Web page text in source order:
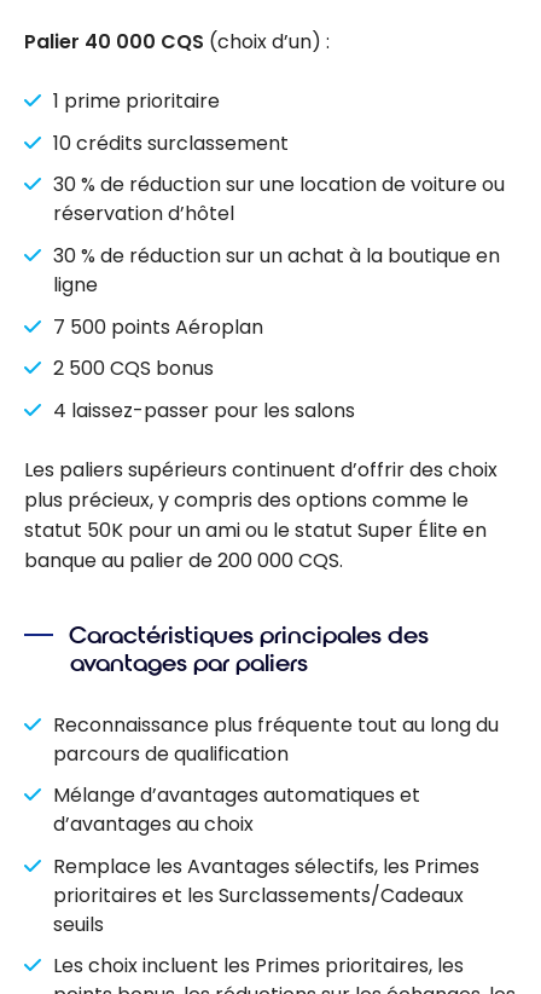
Palier 40 000 CQS (choix d’un) :
1 prime prioritaire
10 crédits surclassement
30 % de réduction sur une location de voiture ou
réservation d’hôtel
30 % de réduction sur un achat à la boutique en
ligne
7 500 points Aéroplan
2 500 CQS bonus
4 laissez-passer pour les salons
Les paliers supérieurs continuent d’offrir des choix
plus précieux, y compris des options comme le
statut 50K pour un ami ou le statut Super Élite en
banque au palier de 200 000 CQS.
Caractéristiques principales des
avantages par paliers
Reconnaissance plus fréquente tout au long du
parcours de qualification
Mélange d’avantages automatiques et
d’avantages au choix
Remplace les Avantages sélectifs, les Primes
prioritaires et les Surclassements/Cadeaux
seuils
Les choix incluent les Primes prioritaires, les